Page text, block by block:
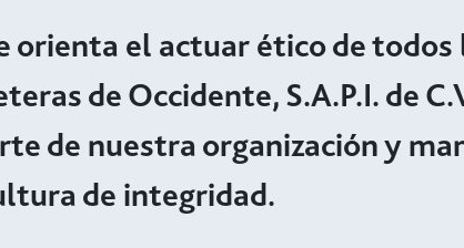
el actuar ético de todos
de Occidente, S.A.P.I. de
de nuestra organización y
de integridad.